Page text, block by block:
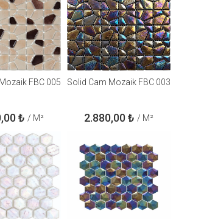
FBC 005
₺ / M²
Solid Cam Mozaik FBC 003
2.880,00₺ / M²